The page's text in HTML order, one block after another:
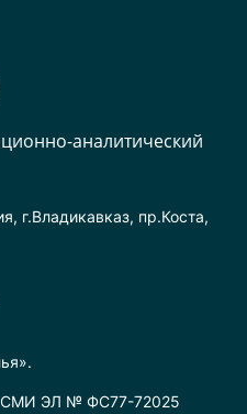
СМИ ЭЛ № ФС77-72025
аналитический
г.Владикавказ, пр.Коста,